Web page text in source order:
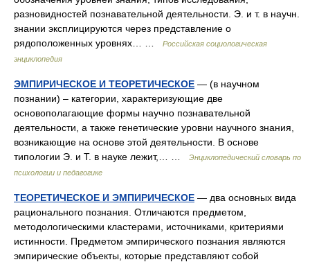
разновидностей познавательной деятельности. Э. и т. в научн.
знании эксплицируются через представление о
рядоположенных уровнях… …
Российская социологическая
энциклопедия
ЭМПИРИЧЕСКОЕ И ТЕОРЕТИЧЕСКОЕ — (в научном
познании) – категории, характеризующие две
основополагающие формы научно познавательной
деятельности, а также генетические уровни научного знания,
возникающие на основе этой деятельности. В основе
типологии Э. и Т. в науке лежит,… …
Энциклопедический словарь по
психологии и педагогике
ТЕОРЕТИЧЕСКОЕ И ЭМПИРИЧЕСКОЕ — два основных вида
рационального познания. Отличаются предметом,
методологическими кластерами, источниками, критериями
истинности. Предметом эмпирического познания являются
эмпирические объекты, которые представляют собой